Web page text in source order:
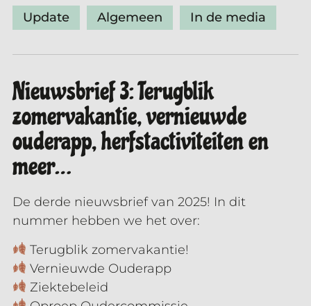
Update Algemeen In de media
Nieuwsbrief 3: Terugblik
zomervakantie, vernieuwde
ouderapp, herfstactiviteiten en
meer…
De derde nieuwsbrief van 2025! In dit
nummer hebben we het over:
Terugblik zomervakantie!
Vernieuwde Ouderapp
Ziektebeleid